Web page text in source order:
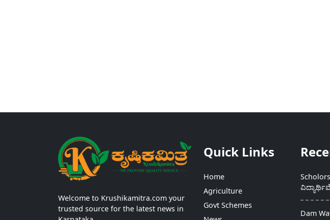
Welcome to Krushikamitra.com your
trusted source for the latest news in
Quick Links
Home
Agriculture
Govt Schemes
Dam